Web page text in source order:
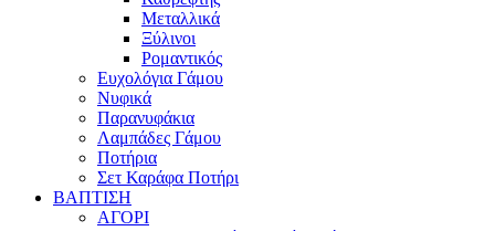
Μεταλλικά
Ξύλινοι
Ρομαντικός
Ευχολόγια Γάμου
Νυφικά
Παρανυφάκια
Λαμπάδες Γάμου
Ποτήρια
Σετ Καράφα Ποτήρι
ΒΑΠΤΙΣΗ
ΑΓΟΡΙ